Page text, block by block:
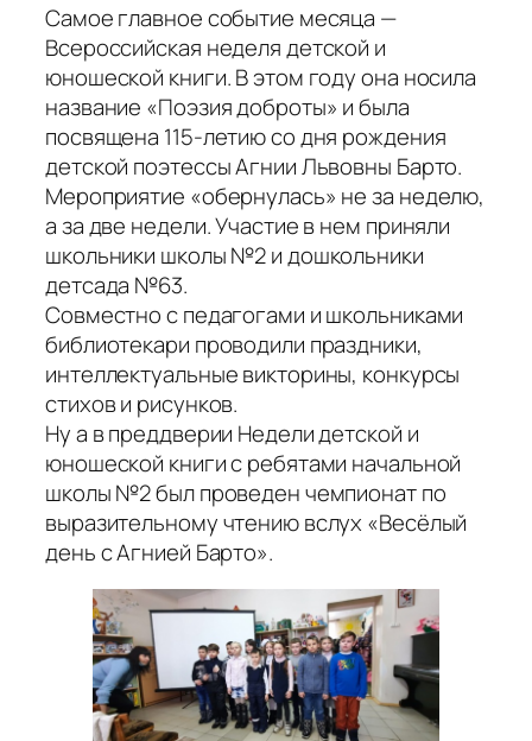
Самое главное событие месяца —
Всероссийская неделя детской и
юношеской книги. В этом году она носила
название «Поэзия доброты» и была
посвящена 115-летию со дня рождения
детской поэтессы Агнии Львовны Барто.
Мероприятие «обернулась» не за неделю,
а за две недели. Участие в нем приняли
школьники школы №2 и дошкольники
детсада №63.
Совместно с педагогами и школьниками
библиотекари проводили праздники,
интеллектуальные викторины, конкурсы
стихов и рисунков.
Ну а в преддверии Недели детской и
юношеской книги с ребятами начальной
школы №2 был проведен чемпионат по
выразительному чтению вслух «Весёлый
день с Агнией Барто».